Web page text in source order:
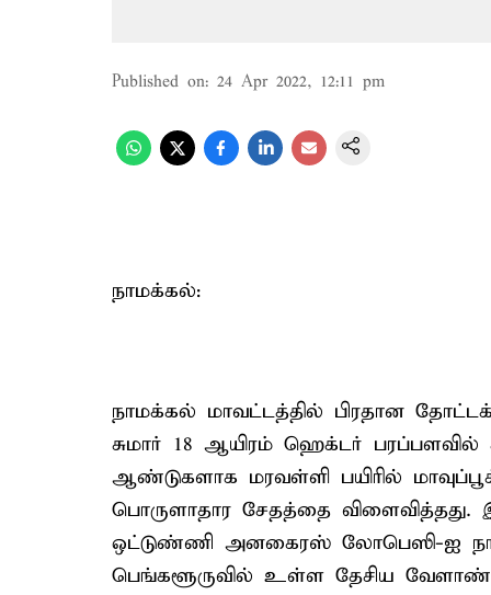
Published on: 24 Apr 2022, 12:11 pm
நாமக்கல்:
நாமக்கல் மாவட்டத்தில் பிரதான
சுமார் 18 ஆயிரம் ஹெக்டர் பரப்பளவில்
ஆண்டுகளாக மரவள்ளி பயிரில்
பொருளாதார சேதத்தை விளைவித்தது.
ஒட்டுண்ணி அனகைரஸ் லோபெஸி-ஐ
பெங்களூருவில் உள்ள தேசிய